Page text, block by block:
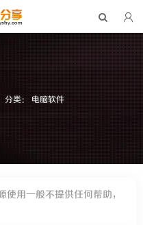
分类： 电脑软件
使用一般不提供任何帮助，